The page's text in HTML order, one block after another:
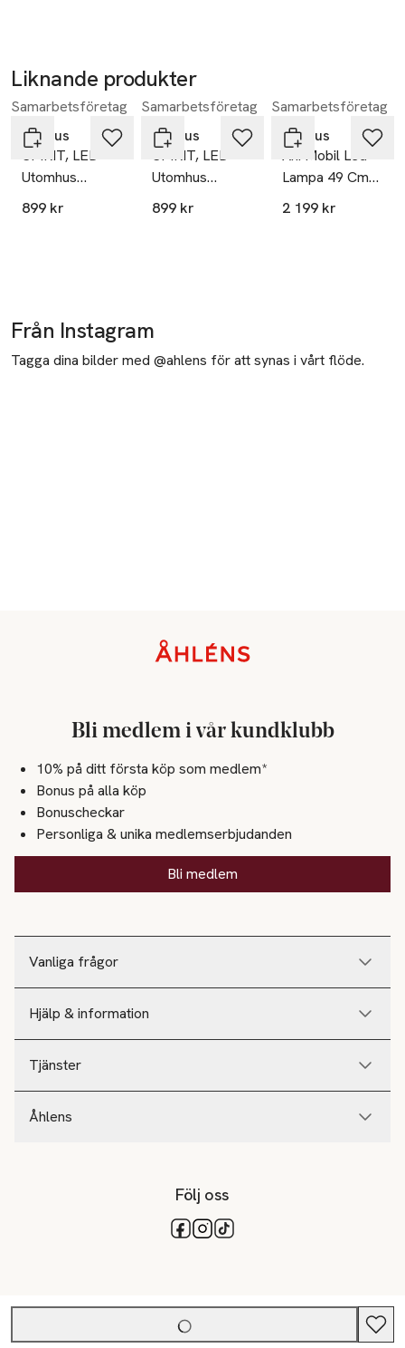
Liknande produkter
Hoppa över bildspelet
Samarbetsföretag
Blomus
SPIRIT, LED
Utomhus
Lampa, Large
899 kr
Samarbetsföretag
Blomus
SPIRIT, LED
Utomhus
Lampa, Large
899 kr
Samarbetsföretag
Blomus
Ani Mobil Led
Lampa 49 Cm
Magnet
2 199 kr
Från Instagram
Tagga dina bilder med @ahlens för att synas i vårt flöde.
Vanliga frågor
Hjälp & information
Tjänster
Åhlens
Bli medlem i vår kundklubb
10% på ditt första köp som medlem*
Bonus på alla köp
Bonuscheckar
Personliga & unika medlemserbjudanden
Bli medlem
Följ oss